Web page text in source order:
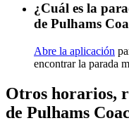
¿Cuál es la
de Pulhams
Abre la aplicación
encontrar la parada
Otros horarios,
de Pulhams